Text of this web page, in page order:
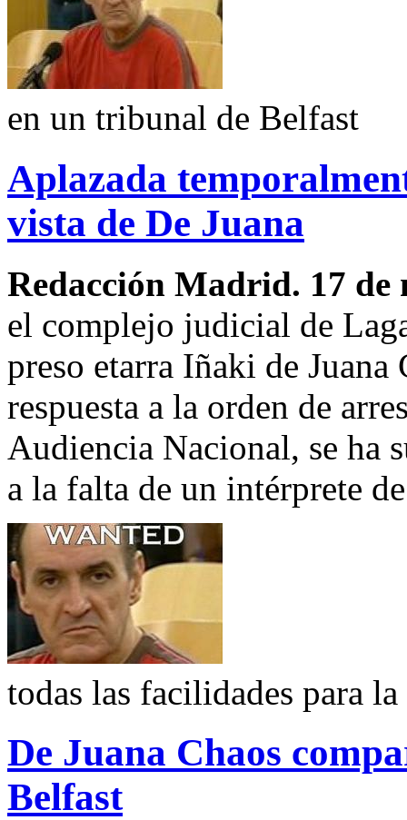
en un tribunal de Belfast
Aplazada
vista de De Juana
Redacción Madrid. 17
el complejo judicial de
preso etarra Iñaki de Juana
respuesta a la orden de
Audiencia Nacional, se ha
a la falta de un intérprete
todas las facilidades para la
De Juana Chaos
Belfast